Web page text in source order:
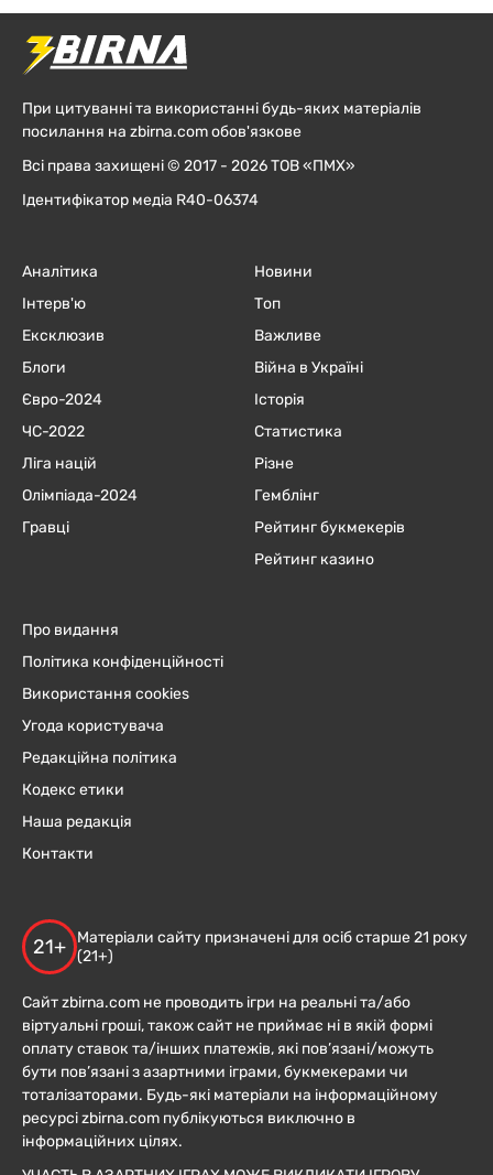
При цитуванні та використанні будь-яких матеріалів
посилання на zbirna.com обов'язкове
Всі права захищені © 2017 - 2026 ТОВ «ПМХ»
Ідентифікатор медіа R40-06374
Аналітика
Інтерв'ю
Ексклюзив
Блоги
Євро-2024
ЧC-2022
Ліга націй
Олімпіада-2024
Гравці
Новини
Топ
Важливе
Війна в Україні
Історія
Статистика
Різне
Гемблінг
Рейтинг букмекерів
Рейтинг казино
Про видання
Політика конфіденційності
Використання cookies
Угода користувача
Редакційна політика
Кодекс етики
Наша редакція
Контакти
21+
Матеріали сайту призначені для осіб старше 21 року
(21+)
Сайт zbirna.com не проводить ігри на реальні та/або
віртуальні гроші, також сайт не приймає ні в якій формі
оплату ставок та/інших платежів, які пов’язані/можуть
бути пов’язані з азартними іграми, букмекерами чи
тоталізаторами. Будь-які матеріали на інформаційному
ресурсі zbirna.com публікуються виключно в
інформаційних цілях.